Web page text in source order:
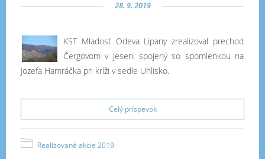
28. 9. 2019
KST Mladosť Odeva Lipany zrealizoval prechod
Čergovom v jeseni spojený so spomienkou na
Jozefa Hamráčka pri kríži v sedle Uhlisko.
Celý príspevok
Realizované akcie 2019